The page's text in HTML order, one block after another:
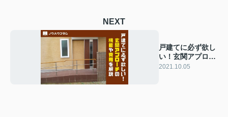
NEXT
戸建てに必ず欲し
い！玄関アプロー
チの機能や費用を
2021.10.05